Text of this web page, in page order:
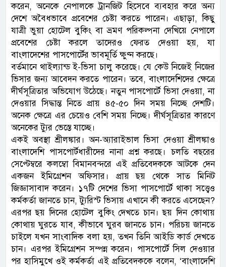
করেন, অনেকে নেপালকে ট্রানজিট হিসেবে ব্যবহার করে অন্য
দেশে অবৈধভাবে প্রবেশের চেষ্টা করতে পারেন। এছাড়া, কিছু
যাত্রী ভুয়া হোটেল বুকিং বা ভ্রমণ পরিকল্পনা দেখিয়ে নেপালে
প্রবেশের চেষ্টা করলে তাদেরও ফেরত দেওয়া হয়, যা
বাংলাদেশের পাসপোর্টের ভাবমূর্তি ক্ষুণ্ন করছে।
বর্তমানে থাইল্যান্ড ই-ভিসা চালু করেছে। যে কেউ নিজেই নিজের
ভিসার জন্য আবেদন করতে পারেন। তবে, বাংলাদেশিদের ক্ষেত্রে
দীর্ঘসূত্রিতার অভিযোগ উঠেছে। নতুন পাসপোর্টে ভিসা দেওয়া, না
দেওয়ার সিদ্ধান্ত নিতে প্রায় ৪৫-৫০ দিন সময় নিচ্ছে দেশটি।
অনেক ক্ষেত্রে এর চেয়েও বেশি সময় নিচ্ছে। দীর্ঘসূত্রিতার কারণে
অনেকের ট্যুর ভেস্তে যাচ্ছে।
একই অবস্থা শ্রীলঙ্কার। অন-অ্যারাইভাল ভিসা দেওয়া শ্রীলঙ্কাও
বাংলাদেশি পাসপোর্টধারীদের নানা প্রশ্ন করছে। চলতি বছরের
সেপ্টেম্বরে কলম্বো বিমানবন্দরে এই প্রতিবেদককে আটকে দেন
একজন ইমিগ্রেশন অফিসার। প্রায় ছয় থেকে সাত মিনিট
জিজ্ঞাসাবাদ করেন। ১৭টি দেশের ভিসা পাসপোর্টে থাকা সত্ত্বেও
কর্মকর্তা জানতে চান, ট্যুরিস্ট ভিসায় এখানে কী করতে এসেছেন?
এরপর ছয় দিনের হোটেল বুকিং দেখতে চান। ছয় দিন কোথায়
কোথায় ঘুরতে যাব, কীভাবে ঘুরব জানতে চান। পরিচয় জানতে
চাইলে যখন সাংবাদিক বলা হয়, তখন তিনি আইডি কার্ড দেখতে
চান। এরপর ইমিগ্রেশন সম্পন্ন করেন। পাসপোর্টে সিল দেওয়ার
পর হাসিমুখে ওই কর্মকর্তা এই প্রতিবেদককে বলেন, ‘বাংলাদেশি